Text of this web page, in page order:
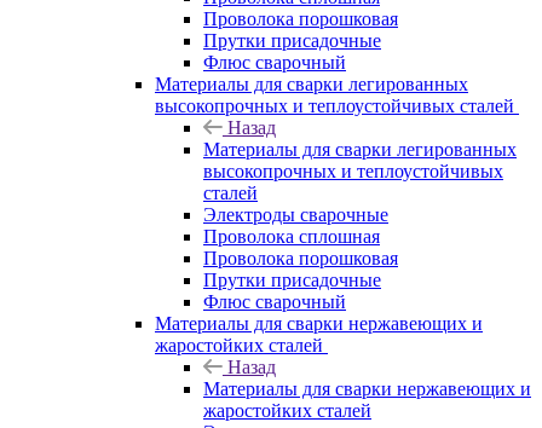
Проволока порошковая
Прутки присадочные
Флюс сварочный
Материалы для сварки легированных
высокопрочных и теплоустойчивых сталей
Назад
Материалы для сварки легированных
высокопрочных и теплоустойчивых
сталей
Электроды сварочные
Проволока сплошная
Проволока порошковая
Прутки присадочные
Флюс сварочный
Материалы для сварки нержавеющих и
жаростойких сталей
Назад
Материалы для сварки нержавеющих и
жаростойких сталей